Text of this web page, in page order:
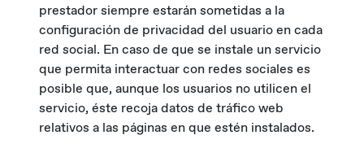
prestador siempre estarán sometidas a la
configuración de privacidad del usuario en cada
red social. En caso de que se instale un servicio
que permita interactuar con redes sociales es
posible que, aunque los usuarios no utilicen el
servicio, éste recoja datos de tráfico web
relativos a las páginas en que estén instalados.